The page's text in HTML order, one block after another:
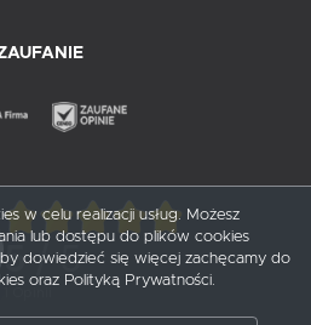
5/ 5
w celu realizacji usług. Możesz
lub dostępu do plików cookies
dowiedzieć się więcej zachęcamy do
oraz Polityką Prywatności.